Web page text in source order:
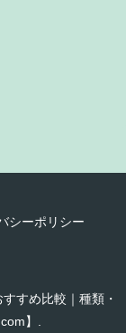
シーポリシー
すめ比較｜種類・
】.